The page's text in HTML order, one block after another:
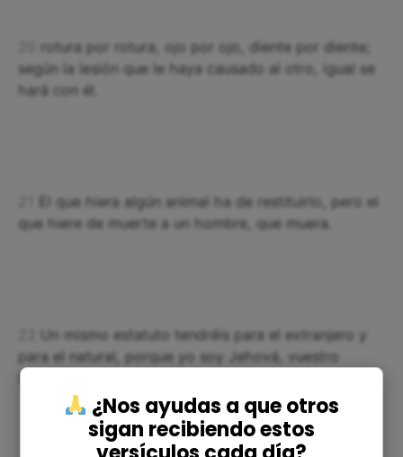
rotura por rotura, ojo por ojo, diente por diente;
según la lesión que le haya causado al otro, igual se
hará con él.
El que hiera algún animal ha de restituirlo, pero el
que hiere de muerte a un hombre, que muera.
Un mismo estatuto tendréis para el extranjero y
para el natural, porque yo soy Jehová, vuestro
Dios».
¿Nos ayudas a que otros
sigan recibiendo estos